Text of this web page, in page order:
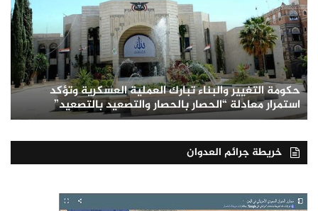
حكومة التغيير والبناء تبارك العملية العسكرية وتؤكد
استمرار معادلة “الحصار بالحصار والتصعيد بالتصعيد”
خريطة جرائم العدوان